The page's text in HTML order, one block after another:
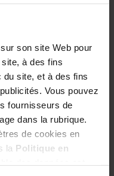
son site Web pour
à des fins
site, et à des fins
Vous pouvez
fournisseurs de
dans la rubrique.
de cookies en
la Politique en
il est essentiel de
isolation
élaborés pour
tout en assurant une
la région Auvergne-
de chaleur, vous
au long de l'année,
OKNOPLAST excellent
combinée à une
optimale face aux